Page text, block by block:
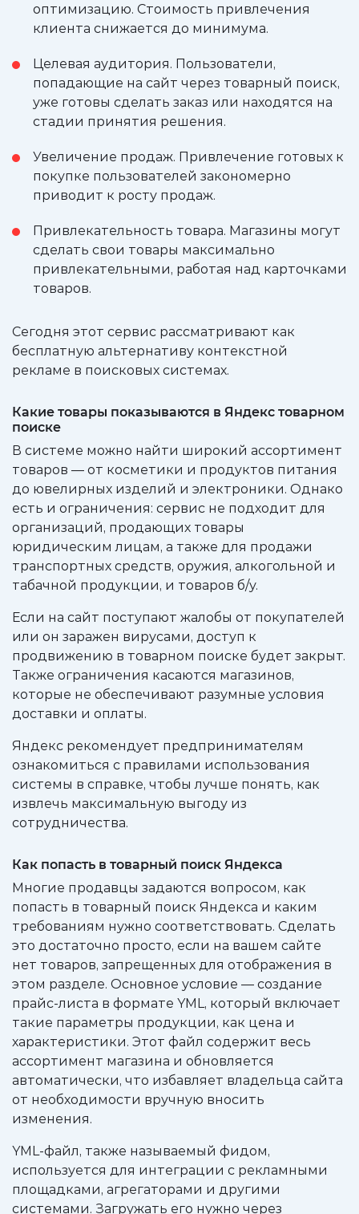
оптимизацию. Стоимость привлечения
клиента снижается до минимума.
Целевая аудитория. Пользователи,
попадающие на сайт через товарный поиск,
уже готовы сделать заказ или находятся на
стадии принятия решения.
Увеличение продаж. Привлечение готовых к
покупке пользователей закономерно
приводит к росту продаж.
Привлекательность товара. Магазины могут
сделать свои товары максимально
привлекательными, работая над карточками
товаров.
Сегодня этот сервис рассматривают как
бесплатную альтернативу контекстной
рекламе в поисковых системах.
Какие товары показываются в Яндекс товарном
поиске
В системе можно найти широкий ассортимент
товаров — от косметики и продуктов питания
до ювелирных изделий и электроники. Однако
есть и ограничения: сервис не подходит для
организаций, продающих товары
юридическим лицам, а также для продажи
транспортных средств, оружия, алкогольной и
табачной продукции, и товаров б/у.
Если на сайт поступают жалобы от покупателей
или он заражен вирусами, доступ к
продвижению в товарном поиске будет закрыт.
Также ограничения касаются магазинов,
которые не обеспечивают разумные условия
доставки и оплаты.
Яндекс рекомендует предпринимателям
ознакомиться с правилами использования
системы в справке, чтобы лучше понять, как
извлечь максимальную выгоду из
сотрудничества.
Как попасть в товарный поиск Яндекса
Многие продавцы задаются вопросом, как
попасть в товарный поиск Яндекса и каким
требованиям нужно соответствовать. Сделать
это достаточно просто, если на вашем сайте
нет товаров, запрещенных для отображения в
этом разделе. Основное условие — создание
прайс-листа в формате YML, который включает
такие параметры продукции, как цена и
характеристики. Этот файл содержит весь
ассортимент магазина и обновляется
автоматически, что избавляет владельца сайта
от необходимости вручную вносить
изменения.
YML-файл, также называемый фидом,
используется для интеграции с рекламными
площадками, агрегаторами и другими
системами. Загружать его нужно через